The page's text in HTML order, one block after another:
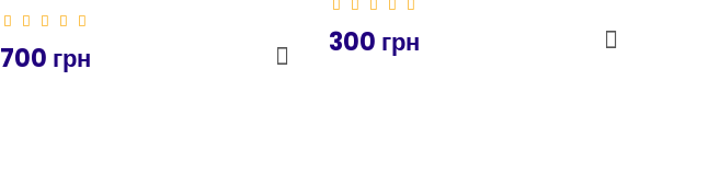
700 грн 300 грн